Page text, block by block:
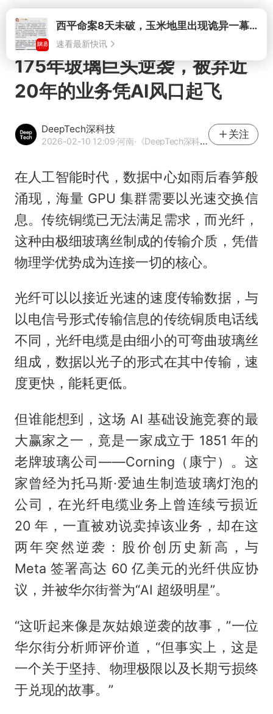
打开
175年玻璃巨头逆袭，被弃近
20年的业务凭AI风口起飞
DeepTech深科技
2026-02-10 12:09·河南·《DeepTech深科技》官方网易号
关注
在人工智能时代，数据中心如雨后春笋般
涌现，海量 GPU 集群需要以光速交换信
息。传统铜缆已无法满足需求，而光纤，
这种由极细玻璃丝制成的传输介质，凭借
物理学优势成为连接一切的核心。
光纤可以以接近光速的速度传输数据，与
以电信号形式传输信息的传统铜质电话线
不同，光纤电缆是由细小的可弯曲玻璃丝
组成，数据以光子的形式在其中传输，速
度更快，能耗更低。
但谁能想到，这场 AI 基础设施竞赛的最
大赢家之一，竟是一家成立于 1851 年的
老牌玻璃公司——Corning（康宁）。这
家曾经为托马斯·爱迪生制造玻璃灯泡的
公司，在光纤电缆业务上曾连续亏损近
20 年，一直被劝说卖掉该业务，却在这
两年突然逆袭：股价创历史新高，与
Meta 签署高达 60 亿美元的光纤供应协
议，并被华尔街誉为“AI 超级明星”。
“这听起来像是灰姑娘逆袭的故事，”一位
华尔街分析师评价道，“但事实上，这是
一个关于坚持、物理极限以及长期亏损终
于兑现的故事。”